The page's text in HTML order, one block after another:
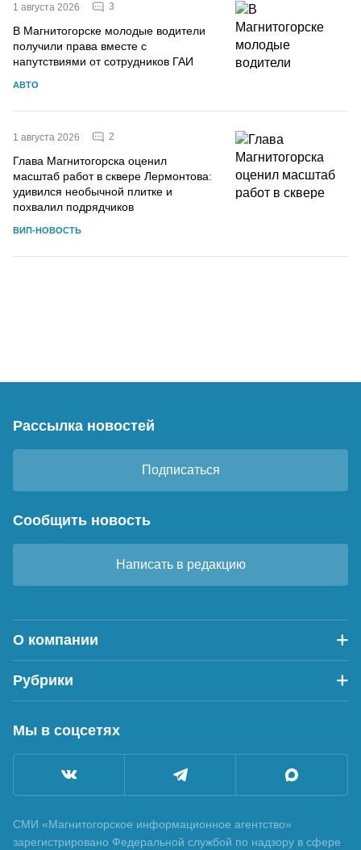
1 августа 2026 3
В Магнитогорске молодые водители
получили права вместе с
напутствиями от сотрудников ГАИ
АВТО
1 августа 2026 2
Глава Магнитогорска оценил
масштаб работ в сквере Лермонтова:
удивился необычной плитке и
похвалил подрядчиков
ВИП-НОВОСТЬ
Рассылка новостей
Подписаться
Сообщить новость
Написать в редакцию
О компании
Рубрики
Мы в соцсетях
СМИ «Магнитогорское информационное агентство»
зарегистрировано Федеральной службой по надзору в сфере